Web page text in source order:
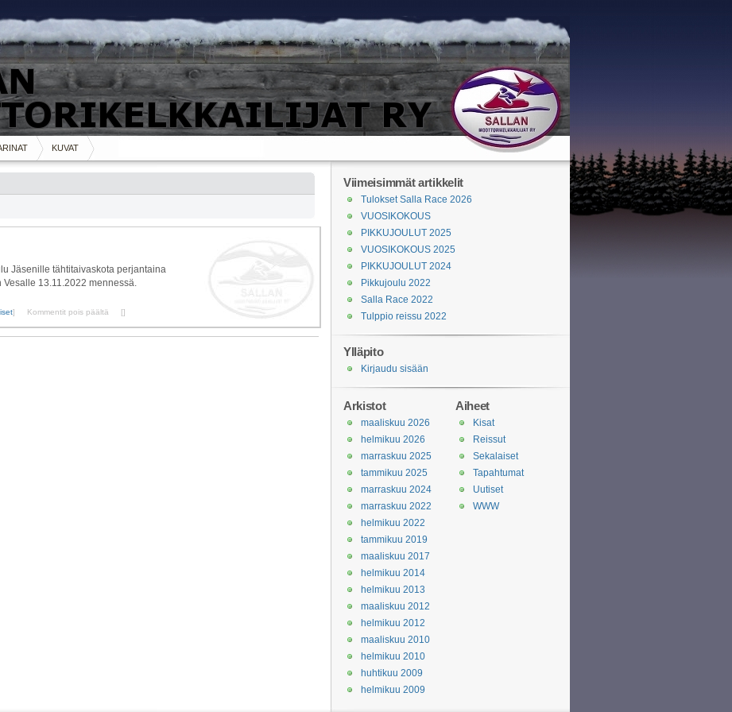
KUVAT
Jäsenille tähtitaivaskota perjantaina
13.11.2022 mennessä.
] [
Kommentit pois päältä artikkelissa
2022
]
Viimeisimmät artikkelit
Tulokset Salla Race 2026
VUOSIKOKOUS
PIKKUJOULUT 2025
VUOSIKOKOUS 2025
PIKKUJOULUT 2024
Pikkujoulu 2022
Salla Race 2022
Tulppio reissu 2022
Ylläpito
Kirjaudu sisään
Aiheet
Kisat
Reissut
Sekalaiset
Tapahtumat
Uutiset
WWW
Arkistot
maaliskuu 2026
helmikuu 2026
marraskuu 2025
tammikuu 2025
marraskuu 2024
marraskuu 2022
helmikuu 2022
tammikuu 2019
maaliskuu 2017
helmikuu 2014
helmikuu 2013
maaliskuu 2012
helmikuu 2012
maaliskuu 2010
helmikuu 2010
huhtikuu 2009
helmikuu 2009